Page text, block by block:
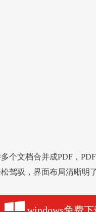
个文档合并成PDF，
松驾驭，界面布局清晰明